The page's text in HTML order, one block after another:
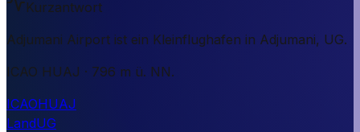
Kurzantwort
Adjumani Airport ist ein Kleinflughafen in Adjumani, UG.
ICAO HUAJ · 796 m ü. NN.
ICAOHUAJ
LandUG